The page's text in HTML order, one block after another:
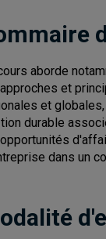
aborde
et
et
durable
dans un